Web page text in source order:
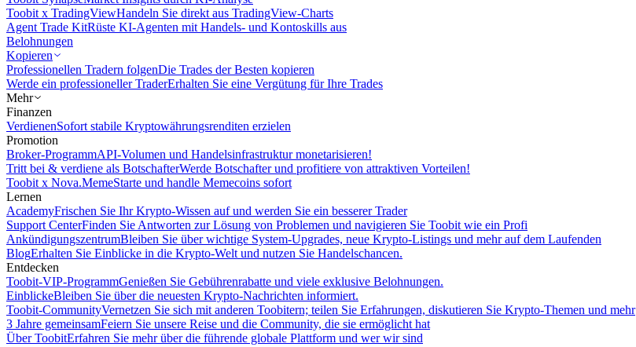
Toobit x TradingViewHandeln Sie direkt aus TradingView-Charts
Agent Trade KitRüste KI-Agenten mit Handels- und Kontoskills aus
Belohnungen
Kopieren
Professionellen Tradern folgenDie Trades der Besten kopieren
Werde ein professioneller TraderErhalten Sie eine Vergütung für Ihre Trades
Mehr
Finanzen
VerdienenSofort stabile Kryptowährungsrenditen erzielen
Promotion
Broker-ProgrammAPI-Volumen und Handelsinfrastruktur monetarisieren!
Tritt bei & verdiene als BotschafterWerde Botschafter und profitiere von attraktiven Vorteilen!
Toobit x Nova.MemeStarte und handle Memecoins sofort
Lernen
AcademyFrischen Sie Ihr Krypto-Wissen auf und werden Sie ein besserer Trader
Support CenterFinden Sie Antworten zur Lösung von Problemen und navigieren Sie Toobit wie ein Profi
AnkündigungszentrumBleiben Sie über wichtige System-Upgrades, neue Krypto-Listings und mehr auf dem Laufenden
BlogErhalten Sie Einblicke in die Krypto-Welt und nutzen Sie Handelschancen.
Entdecken
Toobit-VIP-ProgrammGenießen Sie Gebührenrabatte und viele exklusive Belohnungen.
EinblickeBleiben Sie über die neuesten Krypto-Nachrichten informiert.
Toobit-CommunityVernetzen Sie sich mit anderen Toobitern; teilen Sie Erfahrungen, diskutieren Sie Krypto-Themen und mehr
3 Jahre gemeinsamFeiern Sie unsere Reise und die Community, die sie ermöglicht hat
Über ToobitErfahren Sie mehr über die führende globale Plattform und wer wir sind